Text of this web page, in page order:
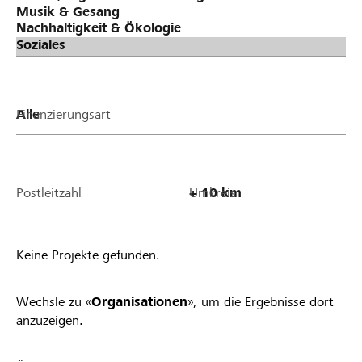
Finanzierungsart
Postleitzahl Umkreis
Keine Projekte gefunden.
Wechsle zu «Organisationen», um die Ergebnisse dort
anzuzeigen.